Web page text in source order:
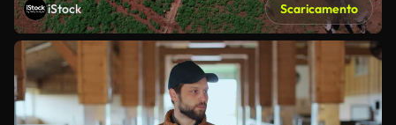
iStock Scaricamento